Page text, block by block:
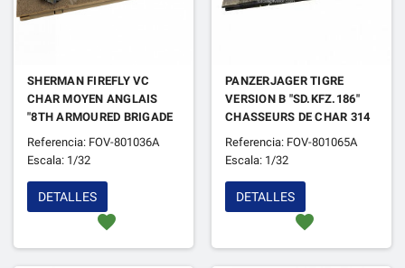
SHERMAN FIREFLY VC
CHAR MOYEN ANGLAIS
"8TH ARMOURED BRIGADE
- 24TH LANCER - 13/18TH
HUSSARS" NORMANDIE
Referencia: FOV-801036A
Escala: 1/32
favorite
DETALLES
PANZERJAGER TIGRE
VERSION B "SD.KFZ.186"
CHASSEURS DE CHAR 314
"JAGDTIGER AVEC SUSP.
PORSCHE – BAT. LOURD
Referencia: FOV-801065A
Escala: 1/32
favorite
DETALLES